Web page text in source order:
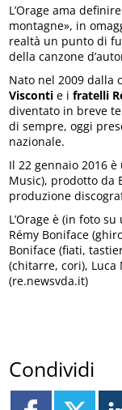
L’Orage ama
montagne», in
realtà un punto di
della canzone
Nato nel 2009
Visconti e ifratelli
diventato in breve
di sempre, oggi
nazionale.
Il 22 gennaio 2016 è
Music), prodotto da
produzione
L’Orage è (in foto
Rémy Boniface
Boniface (fiati,
(chitarre, cori), Luca
(re.newsvda.it)
Condividi